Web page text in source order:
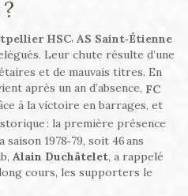
HSC, AS Saint‑Étienne
Leur chute résulte d’une
et de mauvais titres. En
après un an d’absence, FC
à la victoire en barrages, et
: la première présence
1978‑79, soit 46 ans
Alain Duchâtelet, a rappelé
cours, les supporters le